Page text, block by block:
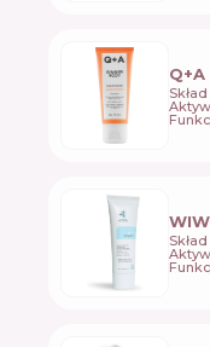
Skład
Skład